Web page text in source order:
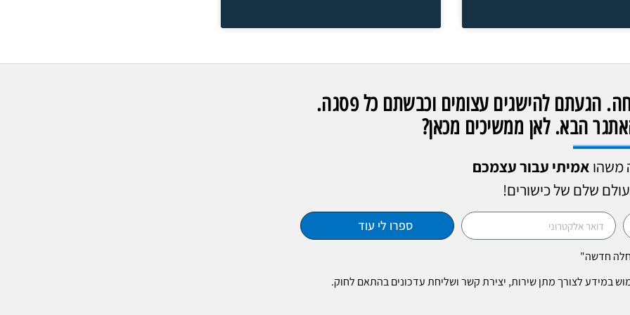
הגעתם להישגים עצומים וכבשתם כל פסגה.
הבא. לאן ממשיכים מכאן?
משהו אמיתי עבור עצמכם
שלם של כישורים!
חדשה"
במידע לצורך מתן שירות, יצירת קשר ושליחת עדכונים בהתאם לחוק.
ספרו לי עוד